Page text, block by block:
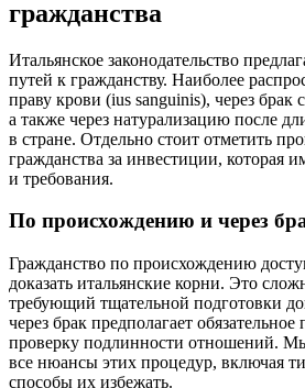
гражданства
Итальянское законодательство
путей к гражданству. Наиболее
праву крови (ius sanguinis), через
а также через натурализацию после
в стране. Отдельно стоит отметить
гражданства за инвестиции, которая
и требования.
По происхождению и через
Гражданство по происхождению
доказать итальянские корни. Это
требующий тщательной подготовки
через брак предполагает
проверку подлинности отношений.
все нюансы этих процедур, включая
способы их избежать.